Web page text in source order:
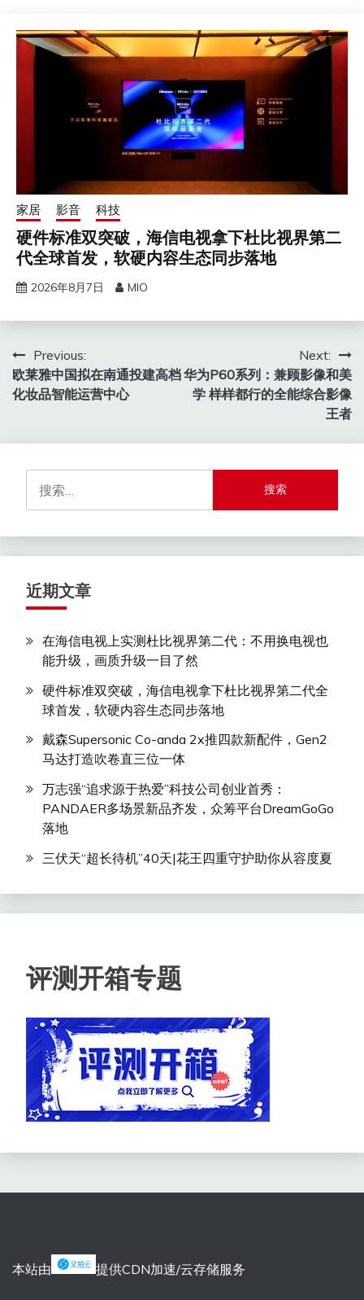
家居 影音 科技
硬件标准双突破，海信电视拿下杜比视界第二
代全球首发，软硬内容生态同步落地
2026年8月7日 MIO
文
章
航
Previous:
欧莱雅中国拟在南通投建高档
化妆品智能运营中心
Next:
华为P60系列：兼顾影像和美
学 样样都行的全能综合影像
王者
索：
近期文章
在海信电视上实测杜比视界第二代：不用换电视也
能升级，画质升级一目了然
硬件标准双突破，海信电视拿下杜比视界第二代全
球首发，软硬内容生态同步落地
戴森Supersonic Co-anda 2x推四款新配件，Gen2
马达打造吹卷直三位一体
万志强“追求源于热爱”科技公司创业首秀：
PANDAER多场景新品齐发，众筹平台DreamGoGo
落地
三伏天“超长待机”40天|花王四重守护助你从容度夏
评测开箱专题
本站由 提供CDN加速/云存储服务